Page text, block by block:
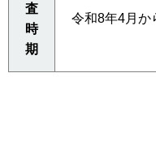
査
時
期
令和8年4月か